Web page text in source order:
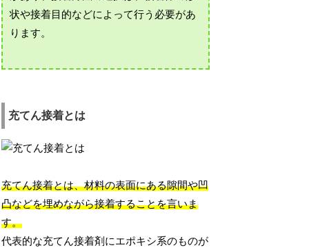
状や接着目的などによって行う必要があ
ります。
充てん接着とは
充てん接着とは、材料の表面にある隙間や凹
凸などを埋めながら接着することを言いま
す。
代表的な充てん接着剤にエポキシ系のものが